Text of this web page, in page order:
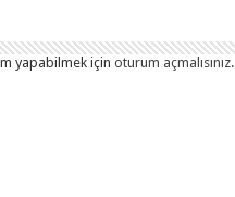
yapabilmek için oturum açmalısınız.